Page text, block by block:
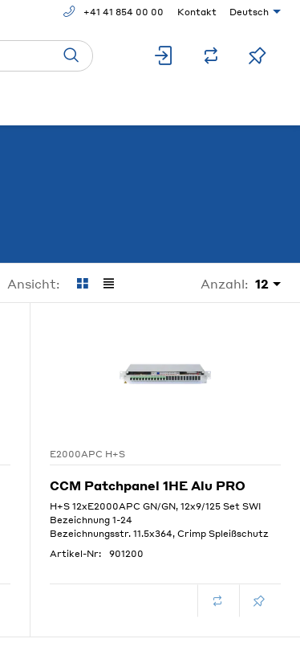
+41 41 854 00 00 Kontakt Deutsch
Ansicht: Anzahl: 12
E2000APC H+S
CCM Patchpanel 1HE Alu PRO
H+S 12xE2000APC GN/GN, 12x9/125 Set SWI
Bezeichnung 1-24
Bezeichnungsstr. 11.5x364, Crimp Spleißschutz
Artikel-Nr:
901200